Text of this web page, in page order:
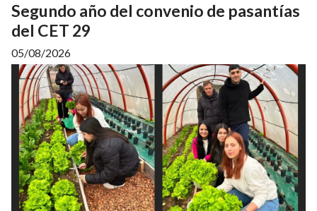
Segundo año del convenio de pasantías
del CET 29
05/08/2026